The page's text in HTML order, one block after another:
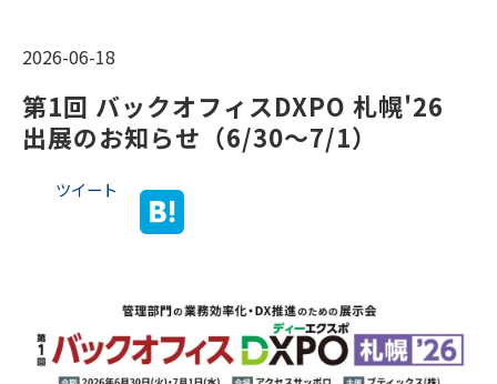
2026-06-18
第1回 バックオフィスDXPO 札幌'26
出展のお知らせ（6/30～7/1）
ツイート